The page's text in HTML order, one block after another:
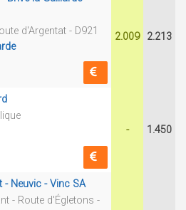
d'Argentat - D921
2.009 2.213
- 1.450
- Neuvic - Vinc SA
- Route d'Égletons -